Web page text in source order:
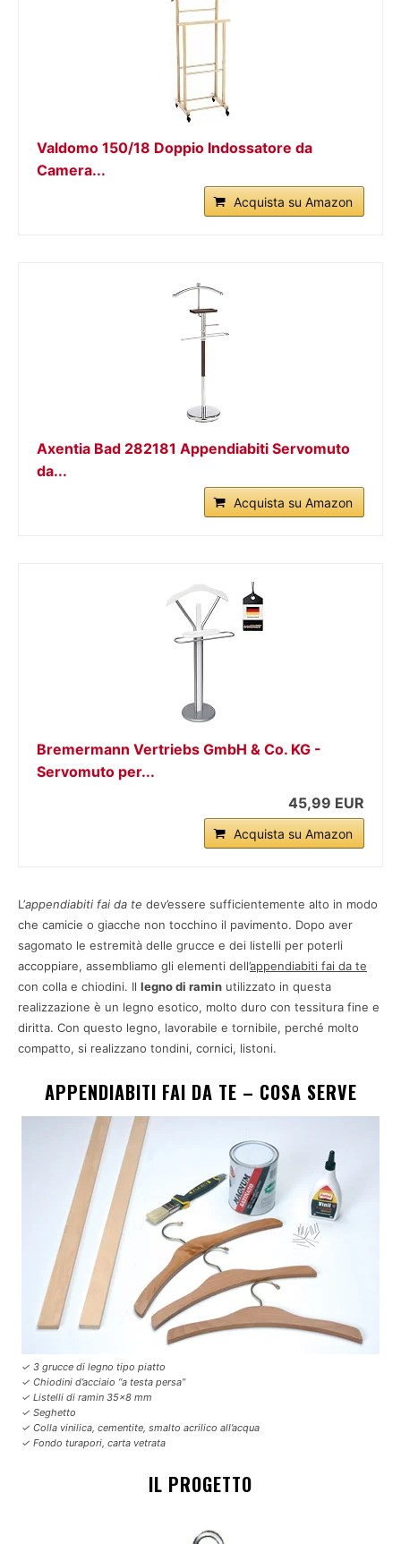
Valdomo 150/18 Doppio Indossatore da
Camera...
Acquista su Amazon
Axentia Bad 282181 Appendiabiti Servomuto
da...
Acquista su Amazon
Bremermann Vertriebs GmbH & Co. KG -
Servomuto per...
45,99 EUR
Acquista su Amazon
L’appendiabiti fai da te dev’essere sufficientemente alto in modo
che camicie o giacche non tocchino il pavimento. Dopo aver
sagomato le estremità delle grucce e dei listelli per poterli
accoppiare, assembliamo gli elementi dell’appendiabiti fai da te
con colla e chiodini. Il legno di ramin utilizzato in questa
realizzazione è un legno esotico, molto duro con tessitura fine e
diritta. Con questo legno, lavorabile e tornibile, perché molto
compatto, si realizzano tondini, cornici, listoni.
APPENDIABITI FAI DA TE – COSA SERVE
✓ 3 grucce di legno tipo piatto
✓ Chiodini d’acciaio “a testa persa”
✓ Listelli di ramin 35×8 mm
✓ Seghetto
✓ Colla vinilica, cementite, smalto acrilico all’acqua
✓ Fondo turapori, carta vetrata
IL PROGETTO